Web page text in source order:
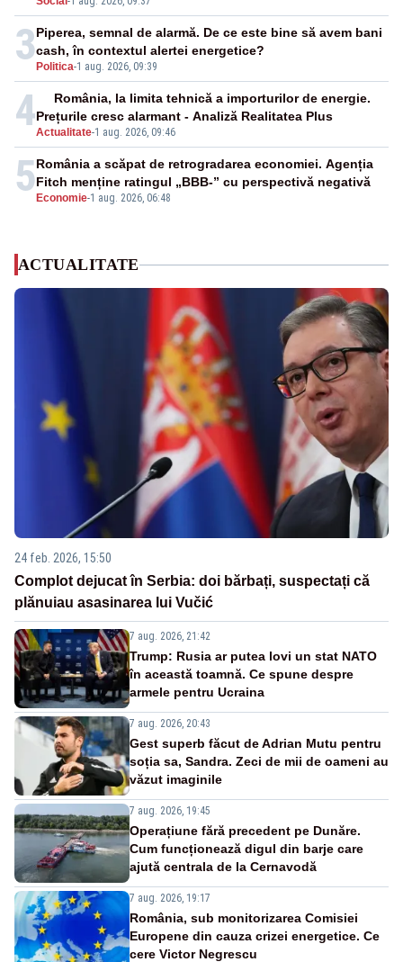
3 Politica-1 aug. 2026, 09:39
Piperea, semnal de alarmă. De ce este bine să avem bani
cash, în contextul alertei energetice?
4Actualitate-1 aug. 2026, 09:46
România, la limita tehnică a importurilor de energie.
Prețurile cresc alarmant - Analiză Realitatea Plus
5 Economie-1 aug. 2026, 06:48
România a scăpat de retrogradarea economiei. Agenția
Fitch menține ratingul „BBB-” cu perspectivă negativă
ACTUALITATE
24 feb. 2026, 15:50
Complot dejucat în Serbia: doi bărbați, suspectați că
plănuiau asasinarea lui Vučić
7 aug. 2026, 21:42
Trump: Rusia ar putea lovi un stat NATO
în această toamnă. Ce spune despre
armele pentru Ucraina
7 aug. 2026, 20:43
Gest superb făcut de Adrian Mutu pentru
soția sa, Sandra. Zeci de mii de oameni au
văzut imaginile
7 aug. 2026, 19:45
Operațiune fără precedent pe Dunăre.
Cum funcționează digul din barje care
ajută centrala de la Cernavodă
7 aug. 2026, 19:17
România, sub monitorizarea Comisiei
Europene din cauza crizei energetice. Ce
cere Victor Negrescu